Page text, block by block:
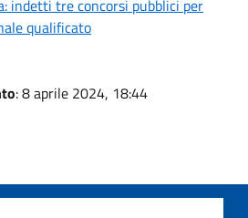
indetti tre concorsi pubblici per
qualificato
: 8 aprile 2024, 18:44